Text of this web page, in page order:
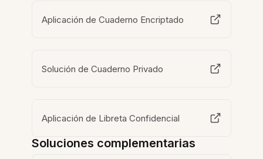
Aplicación de Cuaderno Encriptado
Solución de Cuaderno Privado
Aplicación de Libreta Confidencial
Soluciones complementarias